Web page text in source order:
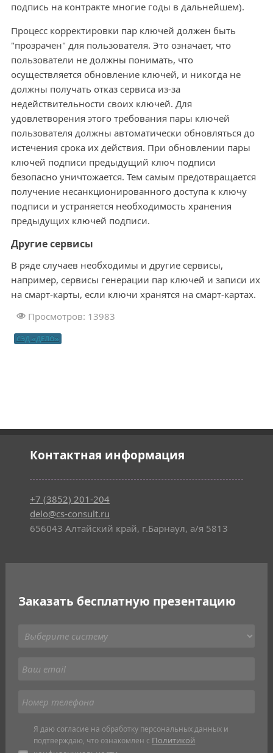
подпись на контракте многие годы в дальнейшем).
Процесс корректировки пар ключей должен быть
"прозрачен" для пользователя. Это означает, что
пользователи не должны понимать, что
осуществляется обновление ключей, и никогда не
должны получать отказ сервиса из-за
недействительности своих ключей. Для
удовлетворения этого требования пары ключей
пользователя должны автоматически обновляться до
истечения срока их действия. При обновлении пары
ключей подписи предыдущий ключ подписи
безопасно уничтожается. Тем самым предотвращается
получение несанкционированного доступа к ключу
подписи и устраняется необходимость хранения
предыдущих ключей подписи.
Другие сервисы
В ряде случаев необходимы и другие сервисы,
например, сервисы генерации пар ключей и записи их
на смарт-карты, если ключи хранятся на смарт-картах.
Просмотров: 13983
СЭД «ДЕЛО»
Контактная информация
+7 (3852) 201-204
delo@cs-consult.ru
656043 Алтайский край, г.Барнаул, а/я 5813
Заказать бесплатную презентацию
Я даю согласие на обработку персональных данных и
подтверждаю, что ознакомлен с Политикой